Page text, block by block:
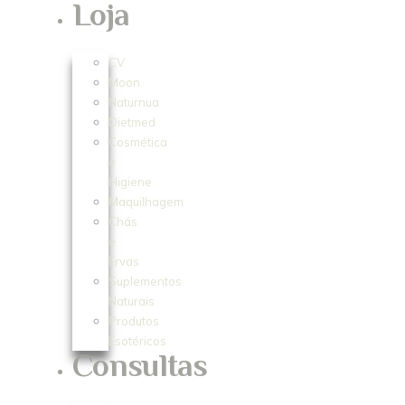
Loja
CV
Moon
Naturnua
Dietmed
Cosmética
e
Higiene
Maquilhagem
Chás
e
Ervas
Suplementos
Naturais
Produtos
Esotéricos
Consultas